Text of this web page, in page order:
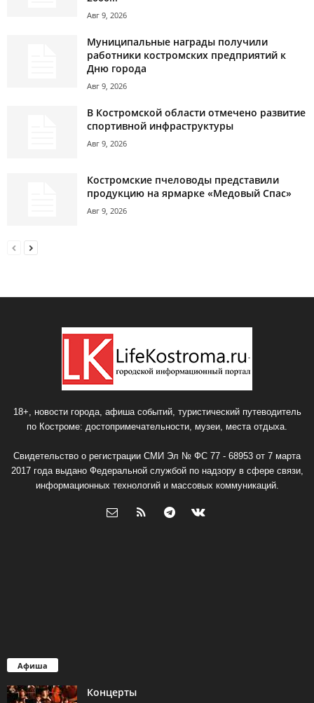
Авг 9, 2026
Муниципальные награды получили
работники костромских предприятий к
Дню города
Авг 9, 2026
В Костромской области отмечено развитие
спортивной инфраструктуры
Авг 9, 2026
Костромские пчеловоды представили
продукцию на ярмарке «Медовый Спас»
Авг 9, 2026
18+, новости города, афиша событий, туристический путеводитель
по Костроме: достопримечательности, музеи, места отдыха.
Свидетельство о регистрации СМИ Эл № ФС 77 - 68953 от 7 марта
2017 года выдано Федеральной службой по надзору в сфере связи,
информационных технологий и массовых коммуникаций.
Афиша
Концерты